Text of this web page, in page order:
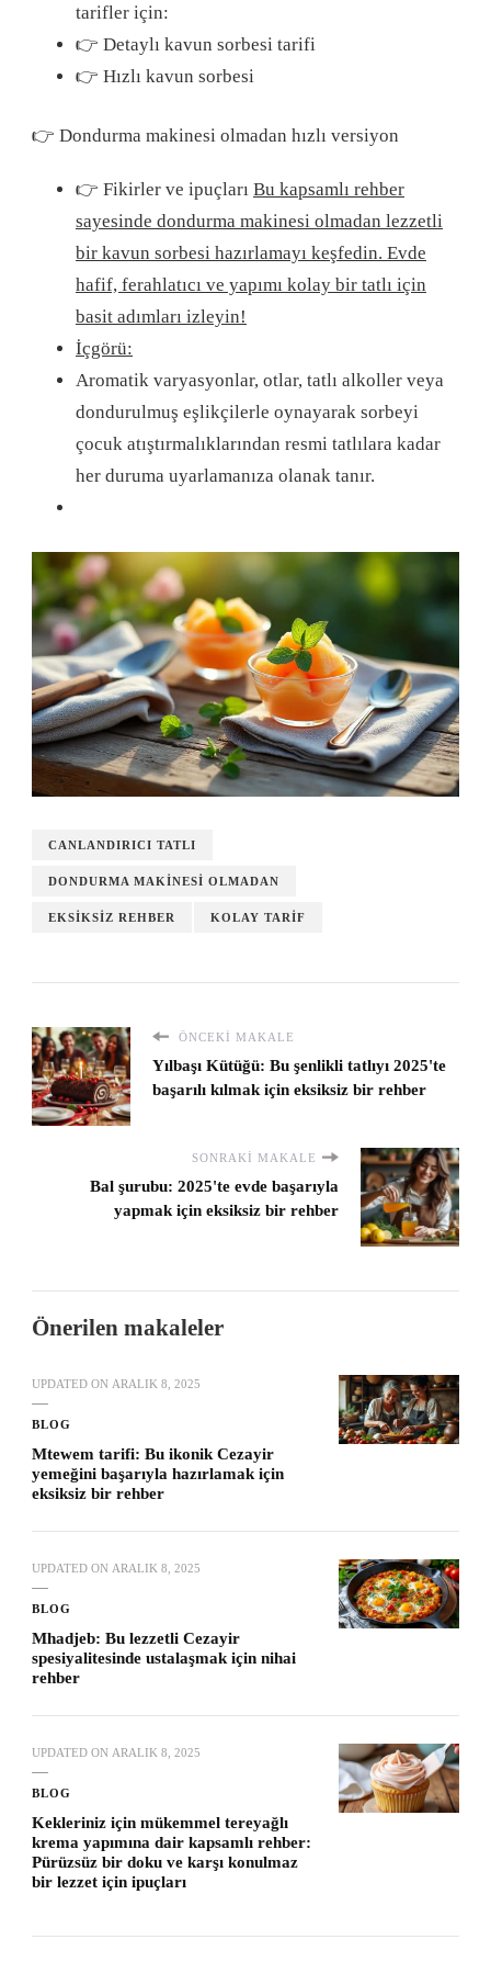
tarifler için:
👉 Detaylı kavun sorbesi tarifi
👉 Hızlı kavun sorbesi
👉 Dondurma makinesi olmadan hızlı versiyon
👉 Fikirler ve ipuçları Bu kapsamlı rehber
sayesinde dondurma makinesi olmadan lezzetli
bir kavun sorbesi hazırlamayı keşfedin. Evde
hafif, ferahlatıcı ve yapımı kolay bir tatlı için
basit adımları izleyin!
İçgörü:
Aromatik varyasyonlar, otlar, tatlı alkoller veya
dondurulmuş eşlikçilerle oynayarak sorbeyi
çocuk atıştırmalıklarından resmi tatlılara kadar
her duruma uyarlamanıza olanak tanır.
CANLANDIRICI TATLI
DONDURMA MAKINESI OLMADAN
EKSIKSIZ REHBER KOLAY TARIF
ÖNCEKI MAKALE
Yılbaşı Kütüğü: Bu şenlikli tatlıyı 2025'te
başarılı kılmak için eksiksiz bir rehber
SONRAKI MAKALE
Bal şurubu: 2025'te evde başarıyla
yapmak için eksiksiz bir rehber
Önerilen makaleler
UPDATED ON ARALIK 8, 2025
BLOG
Mtewem tarifi: Bu ikonik Cezayir
yemeğini başarıyla hazırlamak için
eksiksiz bir rehber
UPDATED ON ARALIK 8, 2025
BLOG
Mhadjeb: Bu lezzetli Cezayir
spesiyalitesinde ustalaşmak için nihai
rehber
UPDATED ON ARALIK 8, 2025
BLOG
Kekleriniz için mükemmel tereyağlı
krema yapımına dair kapsamlı rehber:
Pürüzsüz bir doku ve karşı konulmaz
bir lezzet için ipuçları